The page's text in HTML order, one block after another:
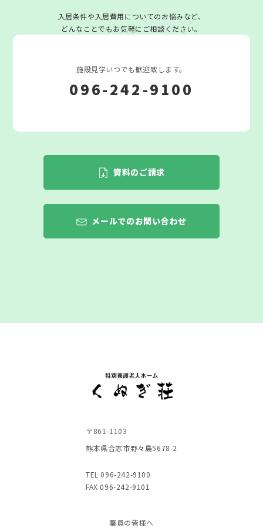
入居条件や入居費用についてのお悩みなど、
どんなことでもお気軽にご相談ください。
施設見学いつでも歓迎致します。
096-242-9100
資料のご請求
メールでのお問い合わせ
〒861-1103
熊本県合志市野々島5678-2
TEL 096-242-9100
FAX 096-242-9101
職員の皆様へ